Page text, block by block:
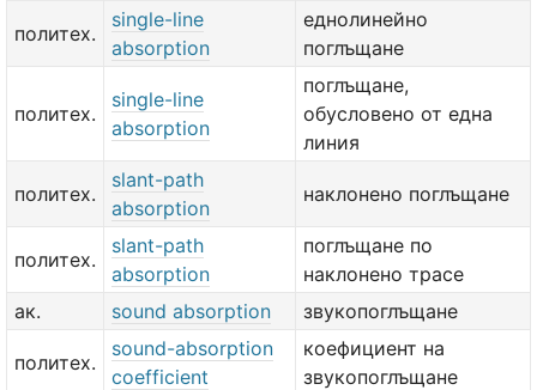
политех.
single-line
absorption
еднолинейно
поглъщане
политех.
single-line
absorption
поглъщане,
обусловено от една
линия
политех.
slant-path
absorption
наклонено поглъщане
политех.
slant-path
absorption
поглъщане по
наклонено трасе
ак.
sound absorption звукопоглъщане
политех.
sound-absorption
coefficient
коефициент на
звукопоглъщане